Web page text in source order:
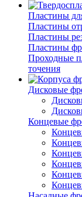
Пластины
Пластины
Пластины
Пластины
Проходные
точения
Дисковые
Концевые